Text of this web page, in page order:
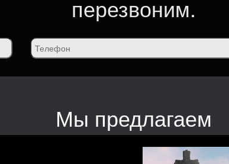
перезвоним.
Мы предлагаем